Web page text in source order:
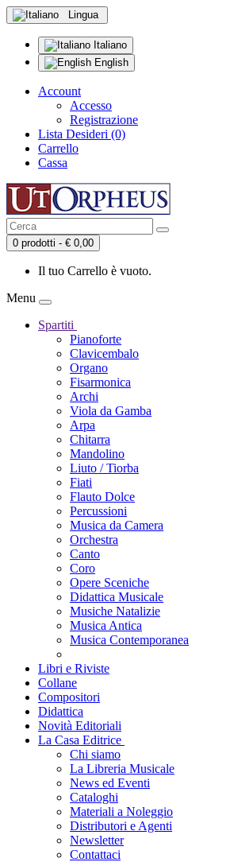
Lingua
Italiano
English
Account
Accesso
Registrazione
Lista Desideri (0)
Carrello
Cassa
0 prodotti - € 0,00
Il tuo Carrello è vuoto.
Menu
Spartiti
Pianoforte
Clavicembalo
Organo
Fisarmonica
Archi
Viola da Gamba
Arpa
Chitarra
Mandolino
Liuto / Tiorba
Fiati
Flauto Dolce
Percussioni
Musica da Camera
Orchestra
Canto
Coro
Opere Sceniche
Didattica Musicale
Musiche Natalizie
Musica Antica
Musica Contemporanea
Libri e Riviste
Collane
Compositori
Didattica
Novità Editoriali
La Casa Editrice
Chi siamo
La Libreria Musicale
News ed Eventi
Cataloghi
Materiali a Noleggio
Distributori e Agenti
Newsletter
Contattaci